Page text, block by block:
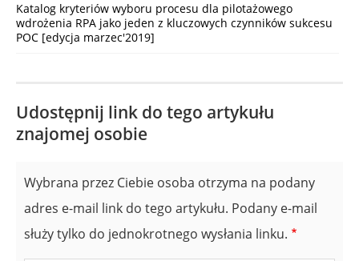
Katalog kryteriów wyboru procesu dla pilotażowego
wdrożenia RPA jako jeden z kluczowych czynników sukcesu
POC [edycja marzec'2019]
Udostępnij link do tego artykułu
znajomej osobie
Wybrana przez Ciebie osoba otrzyma na podany
adres e-mail link do tego artykułu. Podany e-mail
służy tylko do jednokrotnego wysłania linku.